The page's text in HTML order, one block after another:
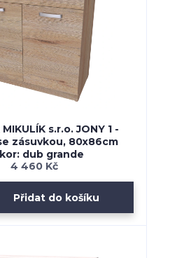
s.r.o. JONY 1 -
zásuvkou, 80x86cm
dub grande
4 460 Kč
Přidat do košíku